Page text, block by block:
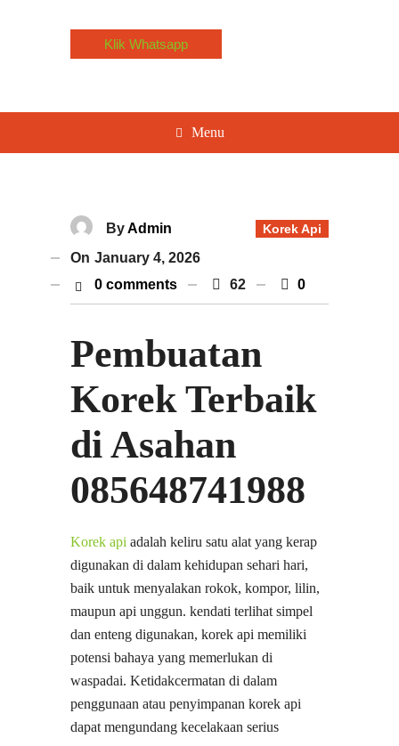
Klik Whatsapp
Menu
Korek Api
ByAdmin
On January 4, 2026
0 comments
62 0
Pembuatan
Korek Terbaik
di Asahan
085648741988
Korek api adalah keliru satu alat yang kerap
digunakan di dalam kehidupan sehari hari,
baik untuk menyalakan rokok, kompor, lilin,
maupun api unggun. kendati terlihat simpel
dan enteng digunakan, korek api memiliki
potensi bahaya yang memerlukan di
waspadai. Ketidakcermatan di dalam
penggunaan atau penyimpanan korek api
dapat mengundang kecelakaan serius